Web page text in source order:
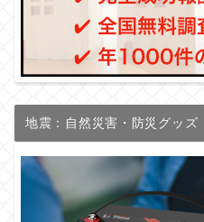
地震：自然災害・防災グッズ